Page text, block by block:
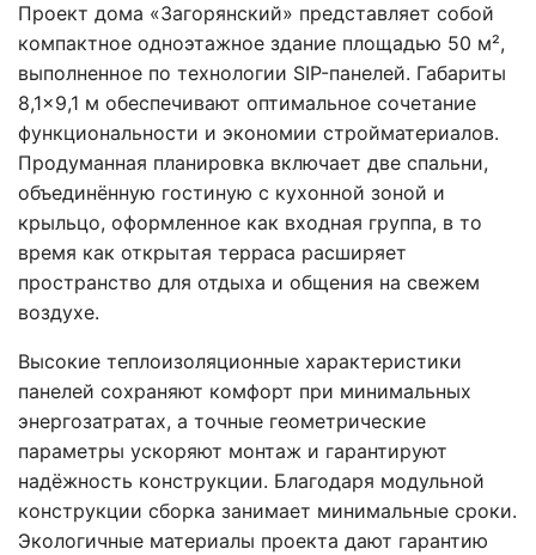
Проект дома «Загорянский» представляет собой
компактное одноэтажное здание площадью 50 м²,
выполненное по технологии SIP-панелей. Габариты
8,1×9,1 м обеспечивают оптимальное сочетание
функциональности и экономии стройматериалов.
Продуманная планировка включает две спальни,
объединённую гостиную с кухонной зоной и
крыльцо, оформленное как входная группа, в то
время как открытая терраса расширяет
пространство для отдыха и общения на свежем
воздухе.
Высокие теплоизоляционные характеристики
панелей сохраняют комфорт при минимальных
энергозатратах, а точные геометрические
параметры ускоряют монтаж и гарантируют
надёжность конструкции. Благодаря модульной
конструкции сборка занимает минимальные сроки.
Экологичные материалы проекта дают гарантию